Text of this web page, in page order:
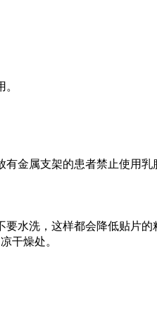
金属支架的患者禁止使用乳
水洗，这样都会降低贴片
干燥处。